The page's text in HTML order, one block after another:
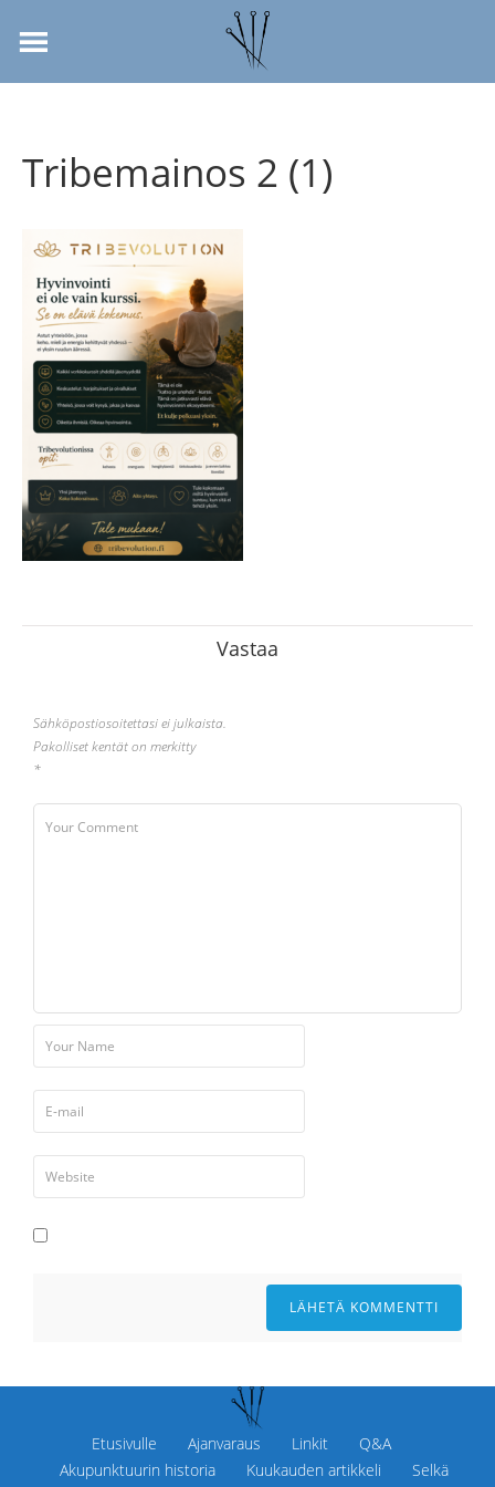
Tribemainos 2 (1)
Vastaa
Sähköpostiosoitettasi ei julkaista.
Pakolliset kentät on merkitty
*
Etusivulle Ajanvaraus Linkit
Q&A
Akupunktuurin historia
Kuukauden artikkeli Selkä